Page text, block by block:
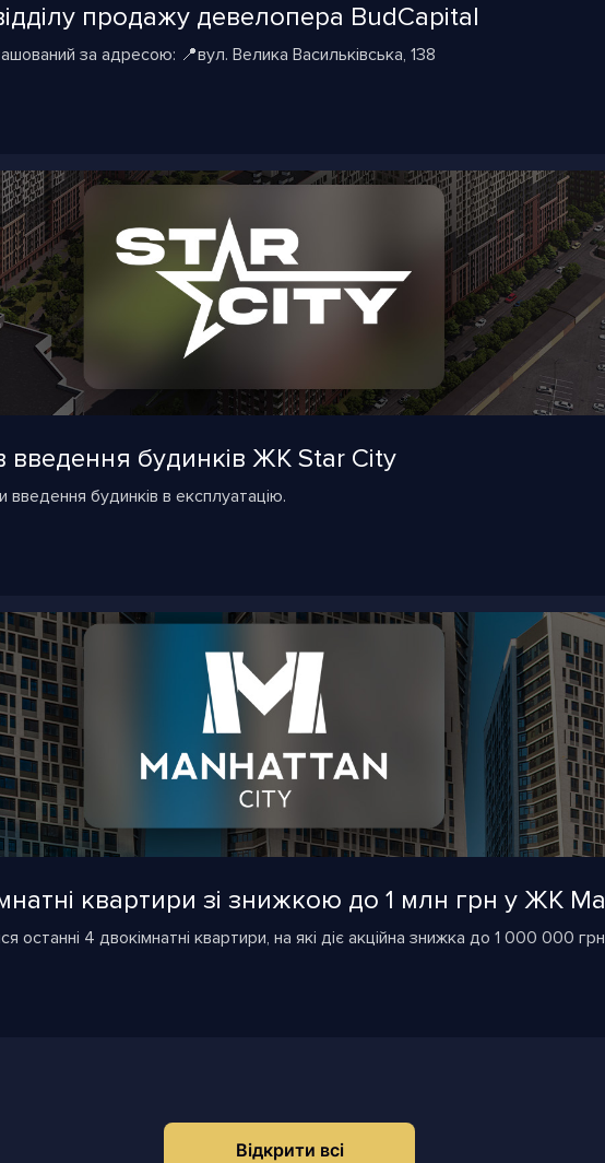
продажу девелопера BudСapital
за адресою: 📍вул. Велика Васильківська, 138
введення будинків ЖК Star City
введення будинків в експлуатацію.
квартири зі знижкою до 1 млн грн у ЖК
4 двокімнатні квартири, на які діє акційна знижка до 1 000 000
Відкрити всі